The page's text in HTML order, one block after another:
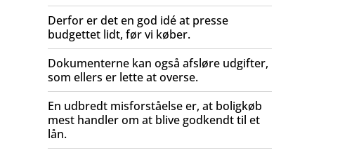
Derfor er det en god idé at presse
budgettet lidt, før vi køber.
Dokumenterne kan også afsløre udgifter,
som ellers er lette at overse.
En udbredt misforståelse er, at boligkøb
mest handler om at blive godkendt til et
lån.